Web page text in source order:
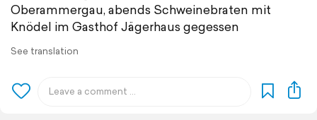
Oberammergau, abends Schweinebraten mit
Knödel im Gasthof Jägerhaus gegessen
See translation